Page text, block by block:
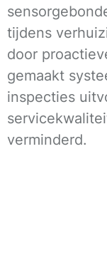
tijdens
door
gemaakt
inspecties
verminderd.